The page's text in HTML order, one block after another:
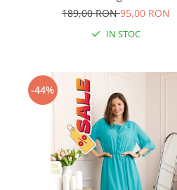
189,00 RON95,00 RON
IN STOC
-44%